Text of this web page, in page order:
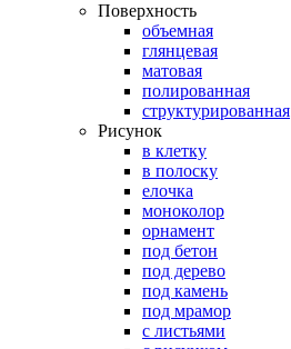
Поверхность
объемная
глянцевая
матовая
полированная
структурированная
Рисунок
в клетку
в полоску
елочка
моноколор
орнамент
под бетон
под дерево
под камень
под мрамор
с листьями